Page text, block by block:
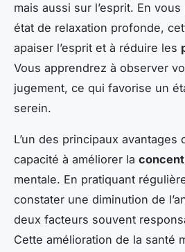
mais aussi sur l’esprit. En
état de relaxation profonde,
apaiser l’esprit et à réduire les
Vous apprendrez à observer
jugement, ce qui favorise un
serein.
L’un des principaux avantages
capacité à améliorer la
mentale. En pratiquant
constater une diminution de
deux facteurs souvent
Cette amélioration de la santé